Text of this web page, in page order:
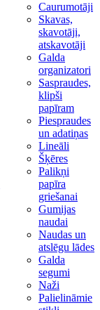
Caurumotāji
Skavas,
skavotāji,
atskavotāji
Galda
organizatori
Saspraudes,
klipši
papīram
Piespraudes
un adatiņas
Lineāli
Šķēres
Palikņi
papīra
griešanai
Gumijas
naudai
Naudas un
atslēgu lādes
Galda
segumi
Naži
Palielināmie